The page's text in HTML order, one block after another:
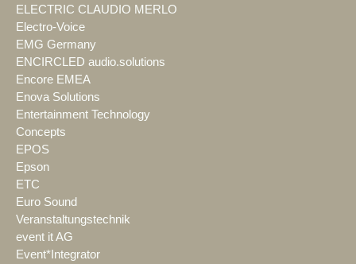
ELECTRIC CLAUDIO MERLO
Electro-Voice
EMG Germany
ENCIRCLED audio.solutions
Encore EMEA
Enova Solutions
Entertainment Technology
Concepts
EPOS
Epson
ETC
Euro Sound
Veranstaltungstechnik
event it AG
Event*Integrator